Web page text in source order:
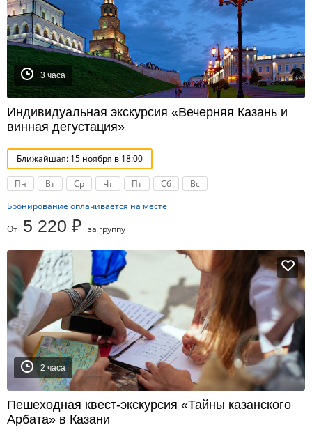
3 часа
Индивидуальная экскурсия «Вечерняя Казань и
винная дегустация»
Ближайшая: 15 ноября в 18:00
Пн Вт Ср Чт Пт Сб
Вс
Бронирование оплачивается на месте
От 5 220 ₽ за группу
2 часа
Пешеходная квест-экскурсия «Тайны казанского
Арбата» в Казани